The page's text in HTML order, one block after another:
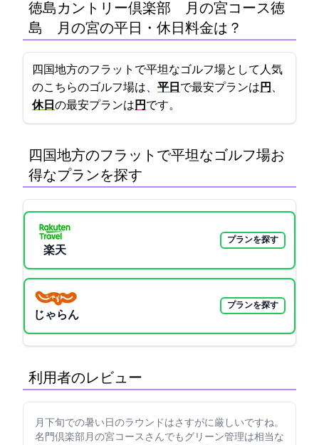
徳島カントリー倶楽部 月の宮コース(徳
島CC 月の宮C)の平日・休日料金は？
四国地方のフラットで平坦なゴルフ場として人気
のこちらのゴルフ場は、 平日 で最安プランは 7900円 、
休日 の最安プランは 9730円 です。
四国地方のフラットで平坦なゴルフ場:お
得なプランを探す
楽天GORA
プランを探す
じゃらん
プランを探す
利用者のレビュー
9月下旬で32°の暑い日のラウンドはさすがに厳しいですね。
名門倶楽部月の宮コースさんでもグリーン管理は相当な